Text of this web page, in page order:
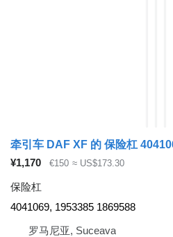
牵引车 DAF XF 的 保险杠
¥1,170
€150 ≈ US$173.30
保险杠
4041069, 1953385 1869588
罗马尼亚, Suceava